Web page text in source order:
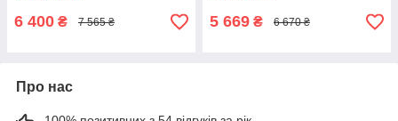
6 400 ₴ 7 565 ₴ 5 669 ₴ 6 670 ₴
Про нас